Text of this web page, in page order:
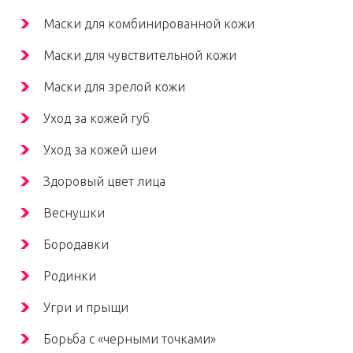
Маски для комбинированной кожи
Маски для чувствительной кожи
Маски для зрелой кожи
Уход за кожей губ
Уход за кожей шеи
Здоровый цвет лица
Веснушки
Бородавки
Родинки
Угри и прыщи
Борьба с «черными точками»